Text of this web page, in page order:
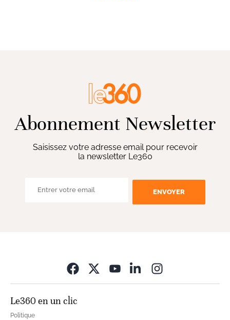
Abonnement Newsletter
Saisissez votre adresse email pour recevoir
la newsletter Le360
ENVOYER
Le360 en un clic
Politique